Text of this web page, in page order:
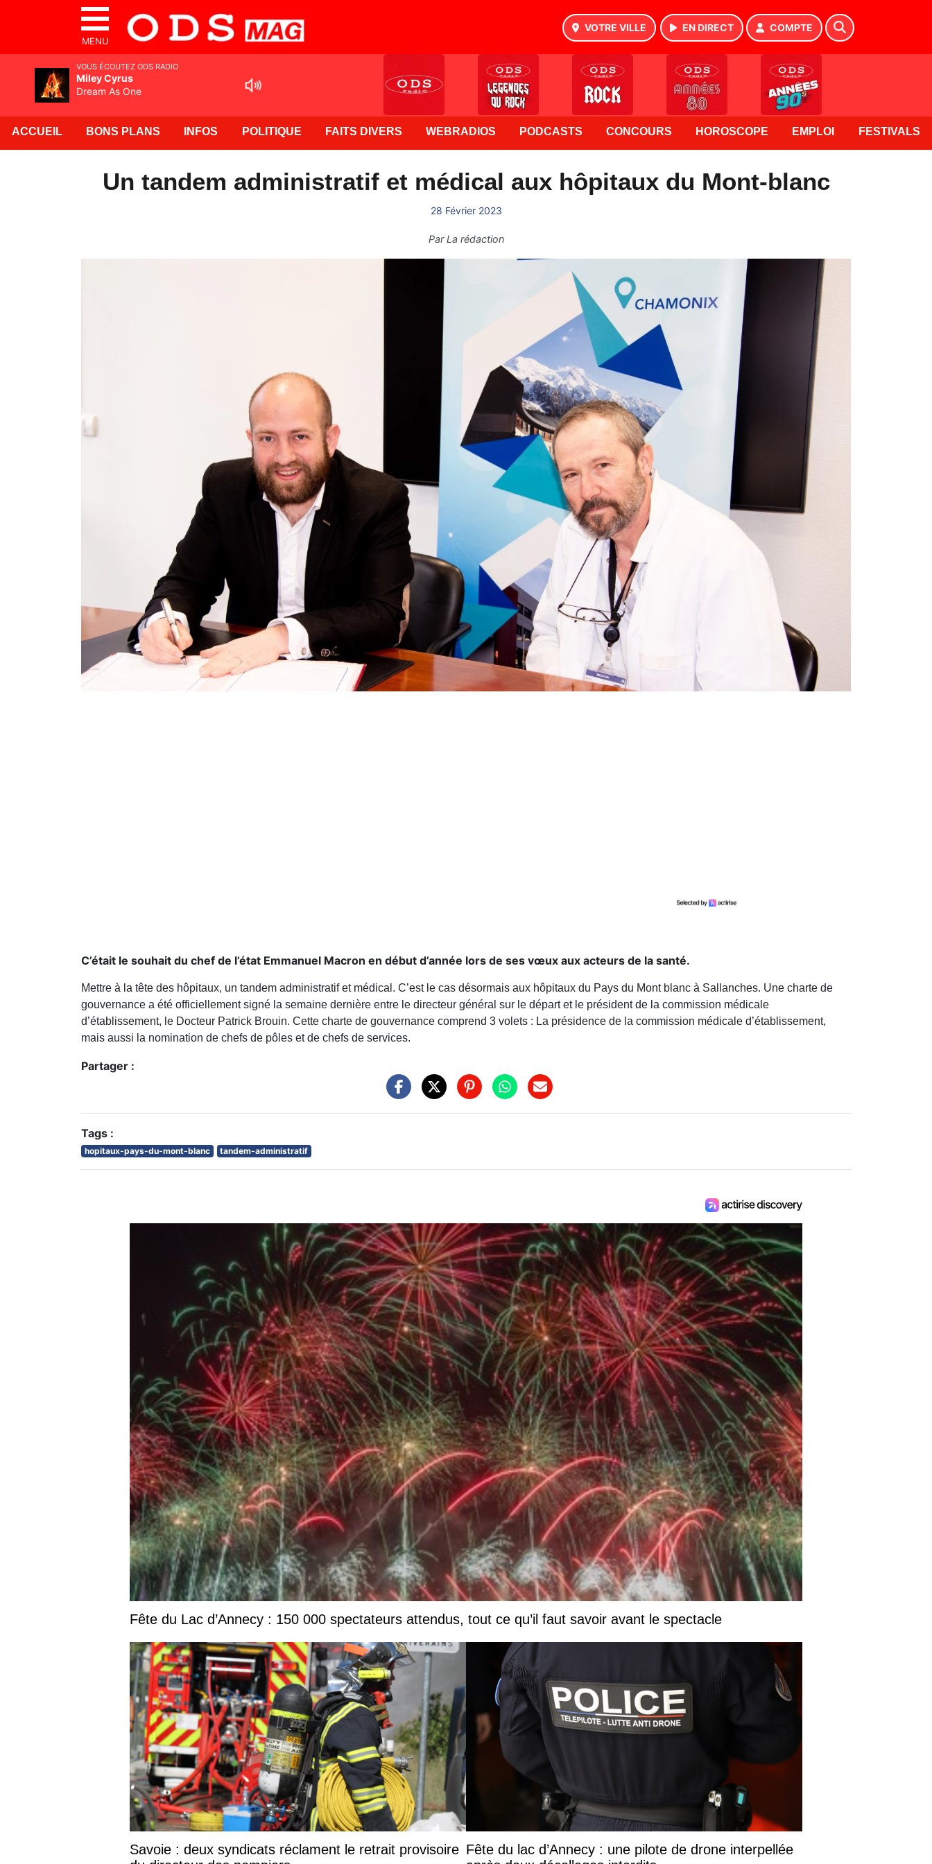
MENU
VOTRE VILLE EN DIRECT COMPTE
ACCUEIL BONS PLANS INFOS POLITIQUE FAITS DIVERS WEBRADIOS PODCASTS CONCOURS HOROSCOPE EMPLOI FESTIVALS
Un tandem administratif et médical aux hôpitaux du Mont-blanc
28 Février 2023
ParLa rédaction
C’était le souhait du chef de l’état Emmanuel Macron en début d’année lors de ses vœux aux acteurs de la santé.
Mettre à la tête des hôpitaux, un tandem administratif et médical. C’est le cas désormais aux hôpitaux du Pays du Mont blanc à Sallanches. Une charte de
gouvernance a été officiellement signé la semaine dernière entre le directeur général sur le départ et le président de la commission médicale
d’établissement, le Docteur Patrick Brouin. Cette charte de gouvernance comprend 3 volets : La présidence de la commission médicale d’établissement,
mais aussi la nomination de chefs de pôles et de chefs de services.
Partager :
Tags :
hopitaux-pays-du-mont-blanc tandem-administratif
Fête du Lac d’Annecy : 150 000 spectateurs attendus, tout ce qu’il faut savoir avant le spectacle
Savoie : deux syndicats réclament le retrait provisoire Fête du lac d’Annecy : une pilote de drone interpellée
VOUS ÉCOUTEZ ODS RADIO
Miley Cyrus
Dream As One